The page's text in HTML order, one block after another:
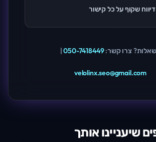
דיווח שקוף על כל קישור
צרו קשר:050-7418449
|
velolinx.seo@gmail.com
שיעניינו אותך